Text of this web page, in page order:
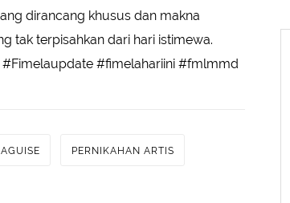
dirancang khusus dan makna
tak terpisahkan dari hari istimewa.
#fimelahariini #fmlmmd
PERNIKAHAN ARTIS